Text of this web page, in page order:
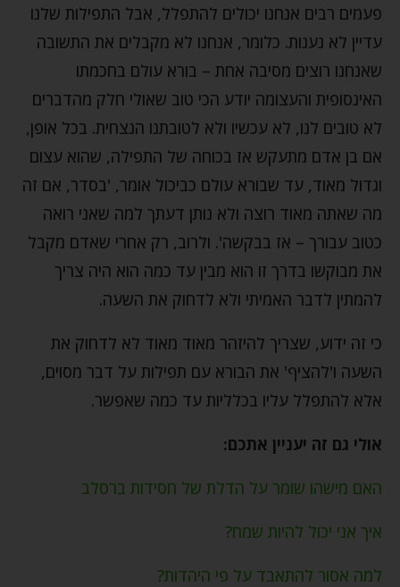
פעמים רבים אנחנו יכולים להתפלל, אבל התפילות שלנו
עדיין לא נענות. כלומר, אנחנו לא מקבלים את התשובה
שאנחנו רוצים מסיבה אחת – בורא עולם בחכמתו
האינסופית והעצומה יודע הכי טוב שאולי חלק מהדברים
לא טובים לנו, לא עכשיו ולא לטובתנו הנצחית. בכל אופן,
אם בן אדם מתעקש אז בכוחה של התפילה, שהוא עצום
וגדול מאוד, עד שבורא עולם כביכול אומר, 'בסדר, אם זה
מה שאתה מאוד רוצה ולא נותן דעתך למה שאני רואה
כטוב עבורך – אז בבקשה'. ולרוב, רק אחרי שאדם מקבל
את מבוקשו בדרך זו הוא מבין עד כמה הוא היה צריך
להמתין לדבר האמיתי ולא לדחוק את השעה.
כי זה ידוע, שצריך להיזהר מאוד מאוד לא לדחוק את
השעה ו'להציף' את הבורא עם תפילות על דבר מסוים,
אלא להתפלל עליו בכלליות עד כמה שאפשר.
אולי גם זה יעניין אתכם:
האם מישהו שומר על הדלת של חסידות ברסלב
איך אני יכול להיות שמח?
למה אסור להתאבד על פי היהדות?